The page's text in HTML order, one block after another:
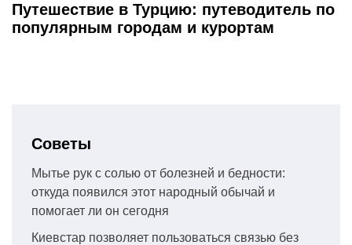
Путешествие в Турцию: путеводитель по
популярным городам и курортам
Советы
Мытье рук с солью от болезней и бедности:
откуда появился этот народный обычай и
помогает ли он сегодня
Киевстар позволяет пользоваться связью без